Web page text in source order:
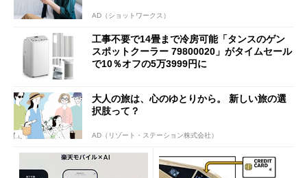
AD（ショットワークス）
工事不要で14畳まで冷房可能「タンスのゲン
スポットクーラー 79800020」がタイムセール
で10％オフの5万3999円に
大人の旅は、心のゆとりから。 新しい旅の選
択肢って？
AD（リゾート・ステーション株式会社）